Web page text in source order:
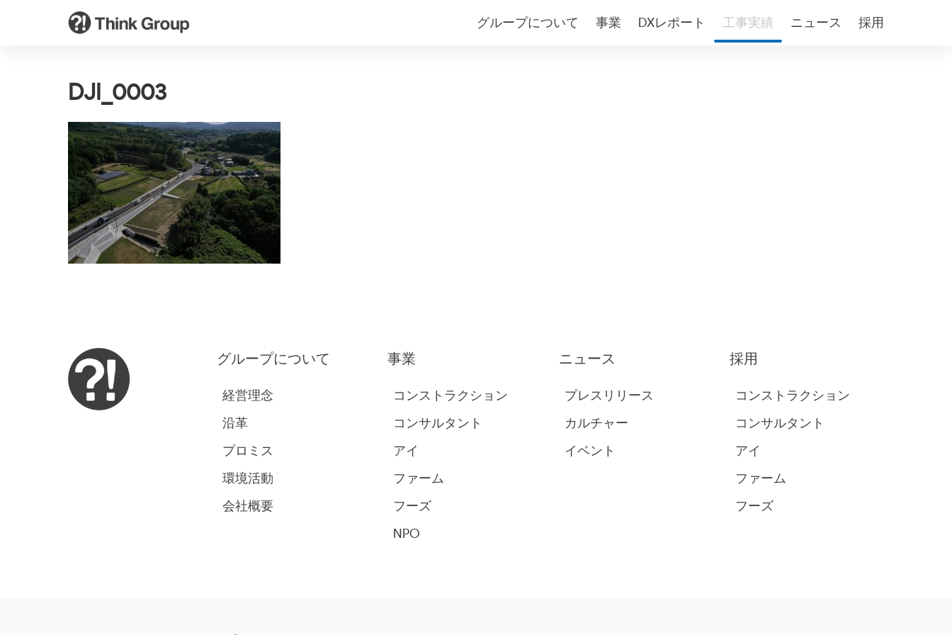
グループについて 事業 DXレポート 工事実績 ニュース 採用
DJI_0003
グループについて
経営理念
沿革
プロミス
環境活動
会社概要
事業
コンストラクション
コンサルタント
アイ
ファーム
フーズ
NPO
ニュース
プレスリリース
カルチャー
イベント
採用
コンストラクション
コンサルタント
アイ
ファーム
フーズ